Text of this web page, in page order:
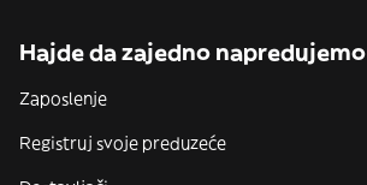
Hajde da zajedno napredujemo
Zaposlenje
Registruj svoje preduzeće